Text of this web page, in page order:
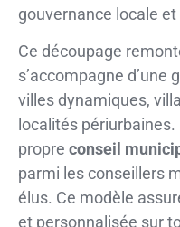
gouvernance locale
Ce découpage
s’accompagne d’une
villes dynamiques,
localités périurbaines.
propre conseil
parmi les conseillers
élus. Ce modèle
et personnalisée sur